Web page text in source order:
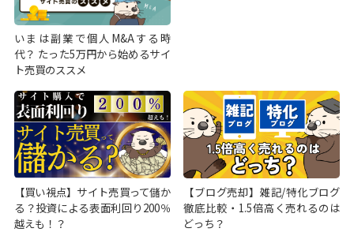
いまは副業で個人M&Aする時
代？ たった5万円から始めるサイ
ト売買のススメ
【買い視点】サイト売買って儲か
る？投資による表面利回り200％
越えも！？
【ブログ売却】雑記/特化ブログ
徹底比較・1.5倍高く売れるのは
どっち？